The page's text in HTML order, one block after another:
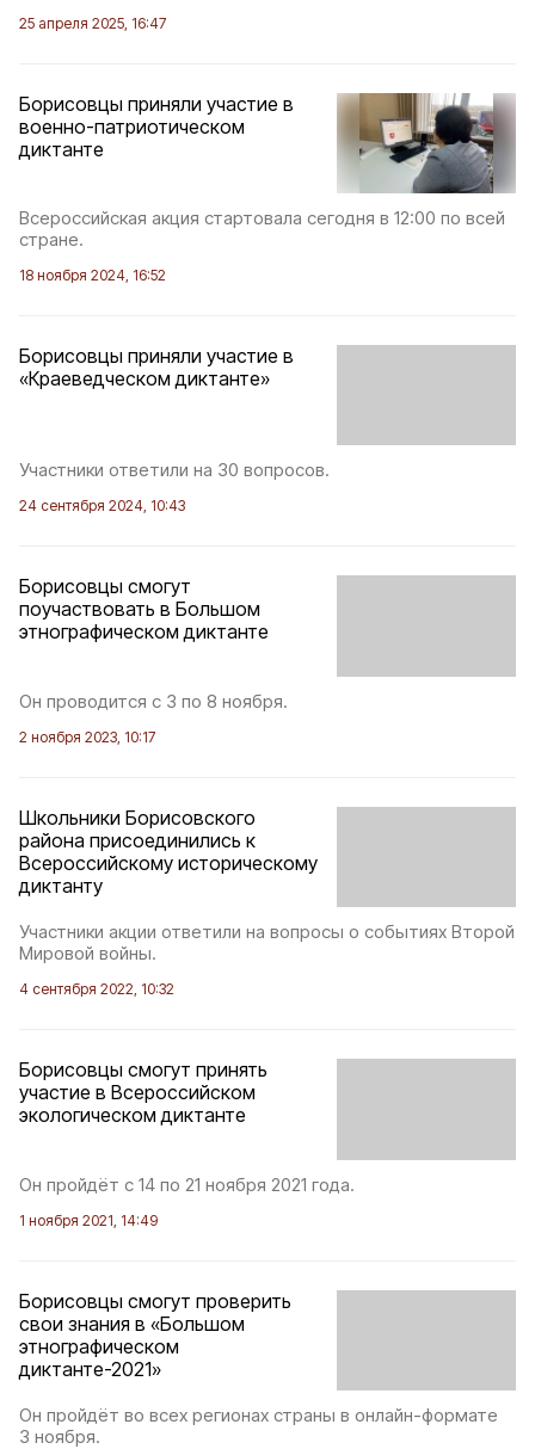
25 апреля 2025, 16:47
Борисовцы приняли участие в
военно-патриотическом
диктанте
Всероссийская акция стартовала сегодня в 12:00 по всей
стране.
18 ноября 2024, 16:52
Борисовцы приняли участие в
«Краеведческом диктанте»
Участники ответили на 30 вопросов.
24 сентября 2024, 10:43
Борисовцы смогут
поучаствовать в Большом
этнографическом диктанте
Он проводится с 3 по 8 ноября.
2 ноября 2023, 10:17
Школьники Борисовского
района присоединились к
Всероссийскому историческому
диктанту
Участники акции ответили на вопросы о событиях Второй
Мировой войны.
4 сентября 2022, 10:32
Борисовцы смогут принять
участие в Всероссийском
экологическом диктанте
Он пройдёт с 14 по 21 ноября 2021 года.
1 ноября 2021, 14:49
Борисовцы смогут проверить
свои знания в «Большом
этнографическом
диктанте-2021»
Он пройдёт во всех регионах страны в онлайн-формате
3 ноября.